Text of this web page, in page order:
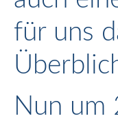
für uns
Nun um